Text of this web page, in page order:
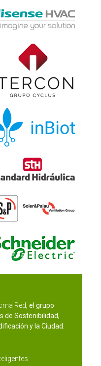
Red, el grupo
de Sostenibilidad,
y la Ciudad.